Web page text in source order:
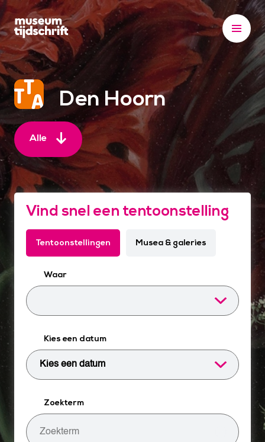
S
k
i
p
t
o
o
n
t
n
t
Den Hoorn
Alle
Vind snel een tentoonstelling
Tentoonstellingen Musea & galeries
Waar
Kies een datum
Zoekterm